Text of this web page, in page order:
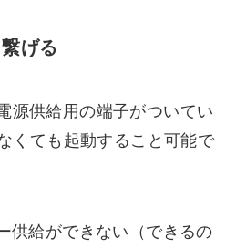
げる
源供給用の端子がついてい
くても起動すること可能で
供給ができない（できるの